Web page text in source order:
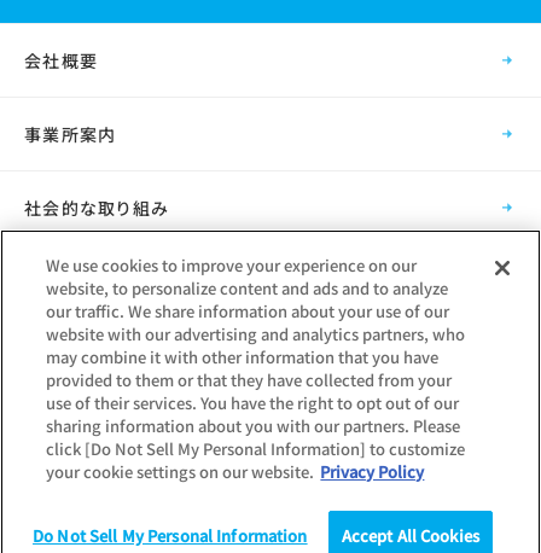
Copyright © Mynavi Corporation
会社概要
事業所案内
社会的な取り組み
採用情報
グループ会社
We use cookies to improve your experience on our
website, to personalize content and ads and to analyze
our traffic. We share information about your use of our
website with our advertising and analytics partners, who
may combine it with other information that you have
provided to them or that they have collected from your
use of their services. You have the right to opt out of our
sharing information about you with our partners. Please
click [Do Not Sell My Personal Information] to customize
your cookie settings on our website. Privacy Policy
Do Not Sell My Personal Information Accept All Cookies